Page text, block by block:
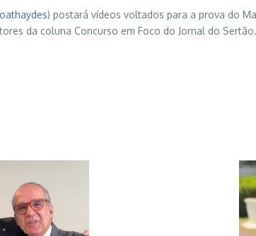
) postará vídeos voltados para a prova do
da coluna Concurso em Foco do Jornal do Sertão.